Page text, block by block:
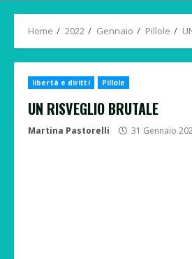
Home 2022 Gennaio Pillole
libertà e diritti Pillole
UN RISVEGLIO BRUTALE
Martina Pastorelli 31 Gennaio